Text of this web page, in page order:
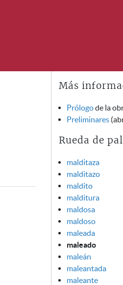
Más
Prólogode la
Preliminares
Rueda de
malditaza
malditazo
maldito
malditura
maldosa
maldoso
maleada
maleado
maleán
maleantada
maleante